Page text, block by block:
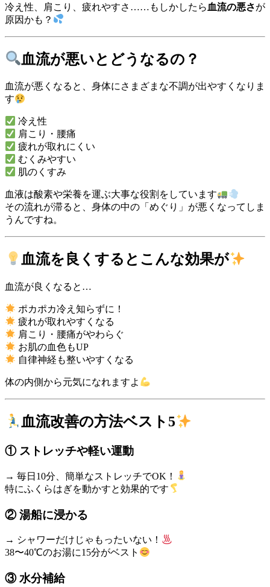
冷え性、肩こり、疲れやすさ……もしかしたら 血流の悪さが
原因かも？
血流が悪いとどうなるの？
血流が悪くなると、身体にさまざまな不調が出やすくなりま
す
冷え性
肩こり・腰痛
疲れが取れにくい
むくみやすい
肌のくすみ
血液は酸素や栄養を運ぶ大事な役割をしています
その流れが滞ると、身体の中の「めぐり」が悪くなってしま
うんですね。
血流を良くするとこんな効果が
血流が良くなると…
ポカポカ冷え知らずに！
疲れが取れやすくなる
肩こり・腰痛がやわらぐ
お肌の血色もUP
自律神経も整いやすくなる
体の内側から元気になれますよ
血流改善の方法ベスト5
① ストレッチや軽い運動
→ 毎日10分、簡単なストレッチでOK！
特にふくらはぎを動かすと効果的です
② 湯船に浸かる
→ シャワーだけじゃもったいない！
38〜40℃のお湯に15分がベスト
③ 水分補給